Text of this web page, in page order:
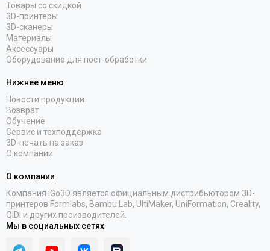
Товары со скидкой
3D-принтеры
3D-сканеры
Материалы
Аксессуары
Оборудование для пост-обработки
Нижнее меню
Новости продукции
Возврат
Обучение
Сервис и техподдержка
3D-печать на заказ
О компании
О компании
Компания iGo3D является официальным дистрибьютором 3D-
принтеров Formlabs, Bambu Lab, UltiMaker, UniFormation, Creality,
QIDI и других производителей.
Мы в социальных сетях